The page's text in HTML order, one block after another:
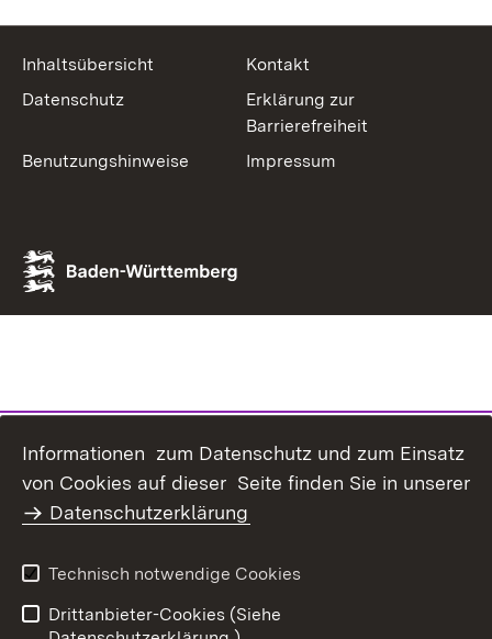
Inhaltsübersicht
Kontakt
Datenschutz
Erklärung zur
Barrierefreiheit
Benutzungshinweise
Impressum
Informationen zum Datenschutz und zum Einsatz
von Cookies auf dieser Seite finden Sie in unserer
Datenschutzerklärung
Technisch notwendige Cookies
Drittanbieter-Cookies (Siehe